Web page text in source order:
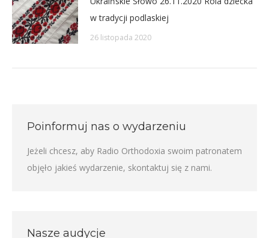
w tradycji podlaskiej
26 listopada 2020
Poinformuj nas o wydarzeniu
Jeżeli chcesz, aby Radio Orthodoxia swoim patronatem
objęło jakieś wydarzenie, skontaktuj się z nami.
Nasze audycje